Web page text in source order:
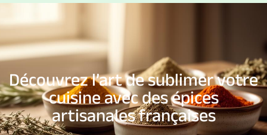
Découvrez l’art de sublimer votre
cuisine avec des épices
artisanales françaises